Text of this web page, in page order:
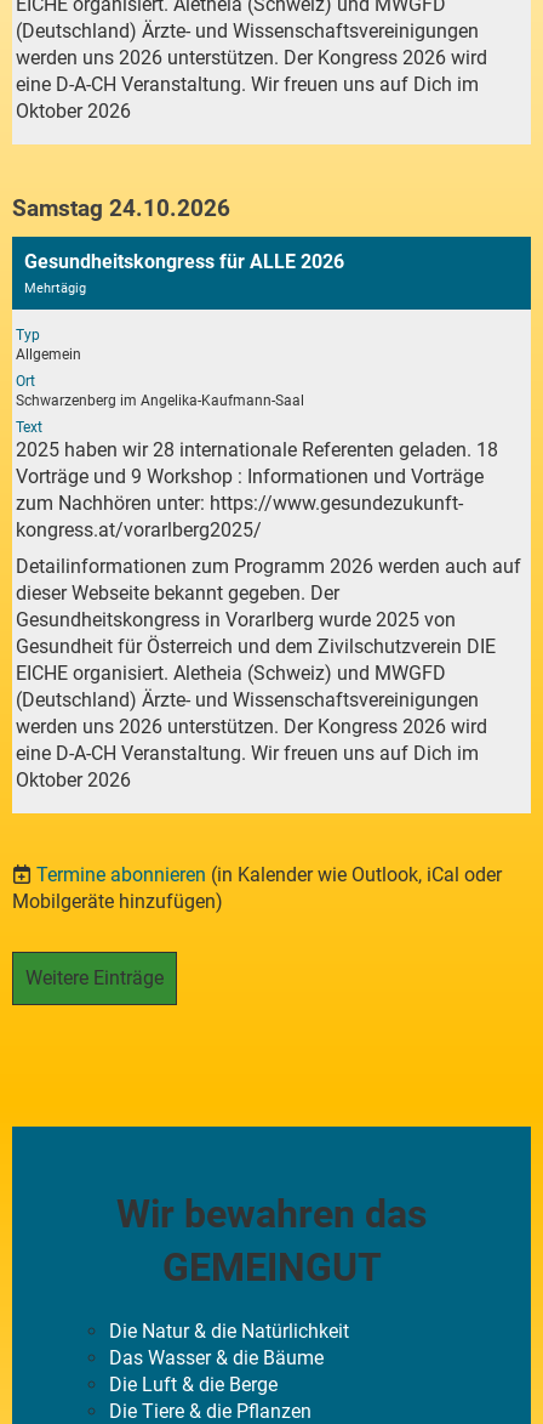
(Deutschland) Ärzte- und Wissenschaftsvereinigungen
werden uns 2026 unterstützen. Der Kongress 2026 wird
eine D-A-CH Veranstaltung. Wir freuen uns auf Dich im
Oktober 2026
Samstag 24.10.2026
Gesundheitskongress für ALLE 2026
Mehrtägig
Typ
Allgemein
Ort
Schwarzenberg im Angelika-Kaufmann-Saal
Text
2025 haben wir 28 internationale Referenten geladen. 18
Vorträge und 9 Workshop : Informationen und Vorträge
zum Nachhören unter: https://www.gesundezukunft-
kongress.at/vorarlberg2025/
Detailinformationen zum Programm 2026 werden auch auf
dieser Webseite bekannt gegeben. Der
Gesundheitskongress in Vorarlberg wurde 2025 von
Gesundheit für Österreich und dem Zivilschutzverein DIE
EICHE organisiert. Aletheia (Schweiz) und MWGFD
(Deutschland) Ärzte- und Wissenschaftsvereinigungen
werden uns 2026 unterstützen. Der Kongress 2026 wird
eine D-A-CH Veranstaltung. Wir freuen uns auf Dich im
Oktober 2026
Termine abonnieren (in Kalender wie Outlook, iCal oder
Mobilgeräte hinzufügen)
Weitere Einträge
Wir bewahren das
GEMEINGUT
Die Natur & die Natürlichkeit
Das Wasser & die Bäume
Die Luft & die Berge
Die Tiere & die Pflanzen